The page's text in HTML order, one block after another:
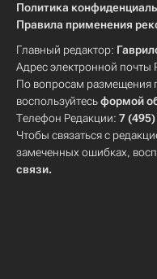
Политика
Правила применения
Главный редактор:
Адрес электронной почты
По вопросам размещения
воспользуйтесьформой
Телефон Редакции: 7
Чтобы связаться с
замеченных ошибках,
связи.